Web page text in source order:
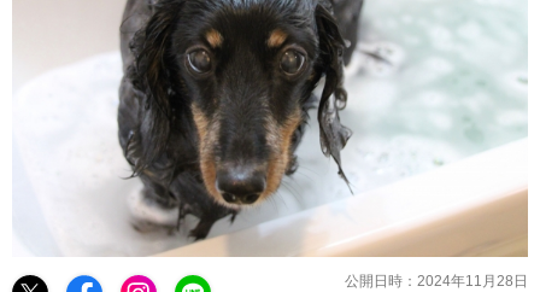
公開日時： 2024年11月28日